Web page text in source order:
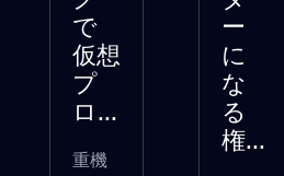
で
仮想
プ
ロ...
重機
ー
に
な
る
権...